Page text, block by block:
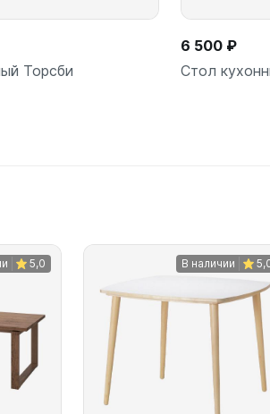
Торсби
6 500 ₽
Стол
5,0 В наличии